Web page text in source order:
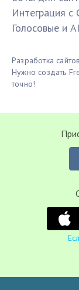
Интеграция с
Голосовые и
Разработка
Нужно создать
точно!